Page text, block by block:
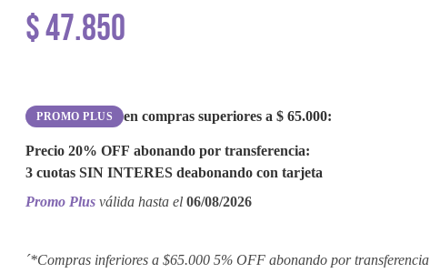
$47.850
PROMO PLUS en compras superiores a $ 65.000:
Precio 20% OFF abonando por transferencia:
3 cuotas SIN INTERES deabonando con tarjeta
Promo Plus válida hasta el 06/08/2026
´*Compras inferiores a $65.000 5% OFF abonando por transferencia